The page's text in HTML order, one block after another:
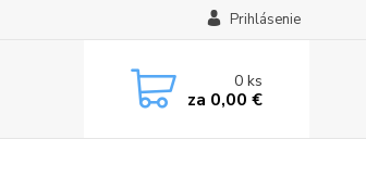
Prihlásenie
0ks
za 0,00 €